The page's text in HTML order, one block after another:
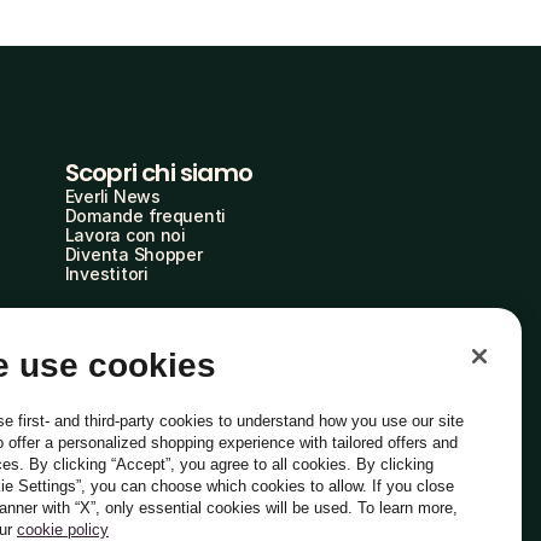
Scopri chi siamo
Everli News
Domande frequenti
Lavora con noi
Diventa Shopper
Investitori
Italiano
use cookies
first- and third-party cookies to understand how you use our site
offer a personalized shopping experience with tailored offers and
By clicking “Accept”, you agree to all cookies. By clicking
Settings”, you can choose which cookies to allow. If you close
with “X”, only essential cookies will be used. To learn more,
cookie policy